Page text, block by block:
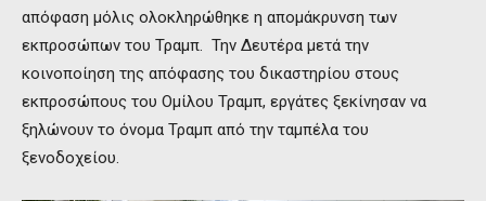
απόφαση μόλις ολοκληρώθηκε η απομάκρυνση των
εκπροσώπων του Τραμπ. Την Δευτέρα μετά την
κοινοποίηση της απόφασης του δικαστηρίου στους
εκπροσώπους του Ομίλου Τραμπ, εργάτες ξεκίνησαν να
ξηλώνουν το όνομα Τραμπ από την ταμπέλα του
ξενοδοχείου.